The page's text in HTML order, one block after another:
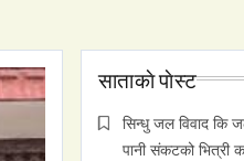
साताकाे पाेस्ट
सिन्धु जल विवाद कि
पानी संकटको भित्री